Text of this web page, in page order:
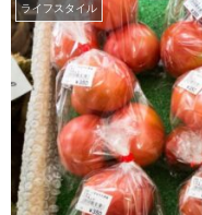
ライフスタイル